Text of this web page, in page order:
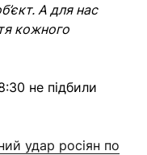
А для нас
кожного
не підбили
удар росіян по